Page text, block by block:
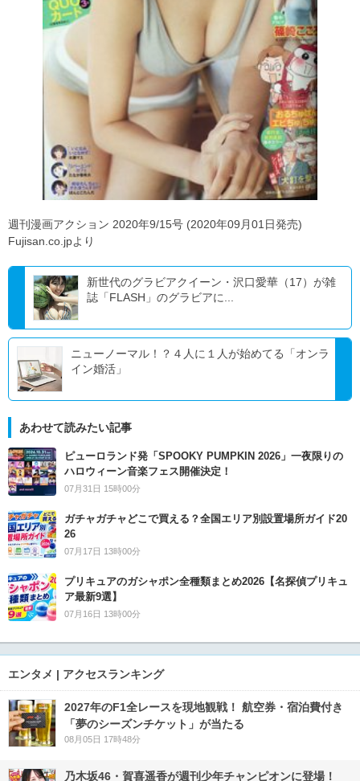
週刊漫画アクション 2020年9/15号 (2020年09月01日発売)
Fujisan.co.jpより
新世代のグラビアクイーン・沢口愛華（17）が雑
誌「FLASH」のグラビアに...
ニューノーマル！？４人に１人が始めてる「オンラ
イン婚活」
あわせて読みたい記事
ピューロランド発「SPOOKY PUMPKIN 2026」一夜限りの
ハロウィーン音楽フェス開催決定！
07月31日 15時00分
ガチャガチャどこで買える？全国エリア別設置場所ガイド20
26
07月17日 13時00分
プリキュアのガシャポン全種類まとめ2026【名探偵プリキュ
ア最新9選】
07月16日 13時00分
エンタメ | アクセスランキング
2027年のF1全レースを現地観戦！ 航空券・宿泊費付き
「夢のシーズンチケット」が当たる
08月05日 17時48分
乃木坂46・賀喜遥香が週刊少年チャンピオンに登場！